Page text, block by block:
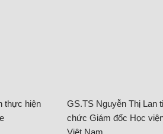
thực hiện
GS.TS Nguyễn Thị Lan
chức Giám đốc Học
Việt Nam